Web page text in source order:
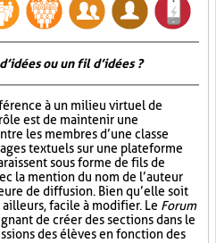
ou un fil d’idées ?
à un milieu virtuel de
est de maintenir une
les membres d’une classe
textuels sur une plateforme
sous forme de fils de
la mention du nom de l’auteur
de diffusion. Bien qu’elle soit
facile à modifier. Le Forum
de créer des sections dans le
des élèves en fonction des